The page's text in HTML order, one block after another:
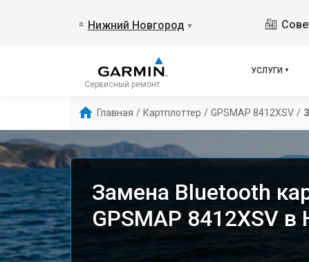
Нижний Новгород ▼
Сервисный ремонт
УСЛУГИ
Главная / Картплоттер / GPSMAP 8412XSV /
Замена Bluetooth
GPSMAP 8412XSV